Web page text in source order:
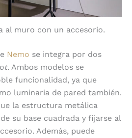
al muro con un accesorio.
Nemo se integra por dos
. Ambos modelos se
funcionalidad, ya que
luminaria de pared también.
la estructura metálica
su base cuadrada y fijarse al
Además, puede